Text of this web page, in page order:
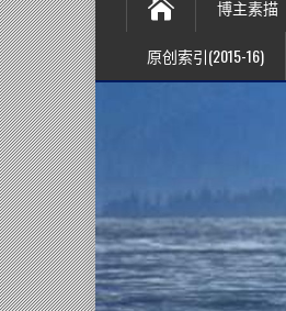
博主素描
原创索引(2015-16)